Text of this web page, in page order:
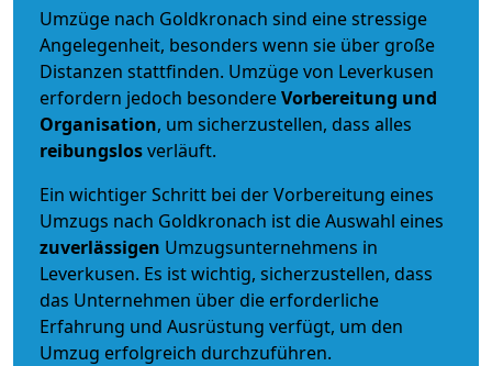
Umzüge nach Goldkronach sind eine stressige
Angelegenheit, besonders wenn sie über große
Distanzen stattfinden. Umzüge von Leverkusen
erfordern jedoch besondereVorbereitung und
Organisation, um sicherzustellen, dass alles
reibungslosverläuft.
Ein wichtiger Schritt bei der Vorbereitung eines
Umzugs nach Goldkronach ist die Auswahl eines
zuverlässigen Umzugsunternehmens in
Leverkusen. Es ist wichtig, sicherzustellen, dass
das Unternehmen über die erforderliche
Erfahrung und Ausrüstung verfügt, um den
Umzug erfolgreich durchzuführen.